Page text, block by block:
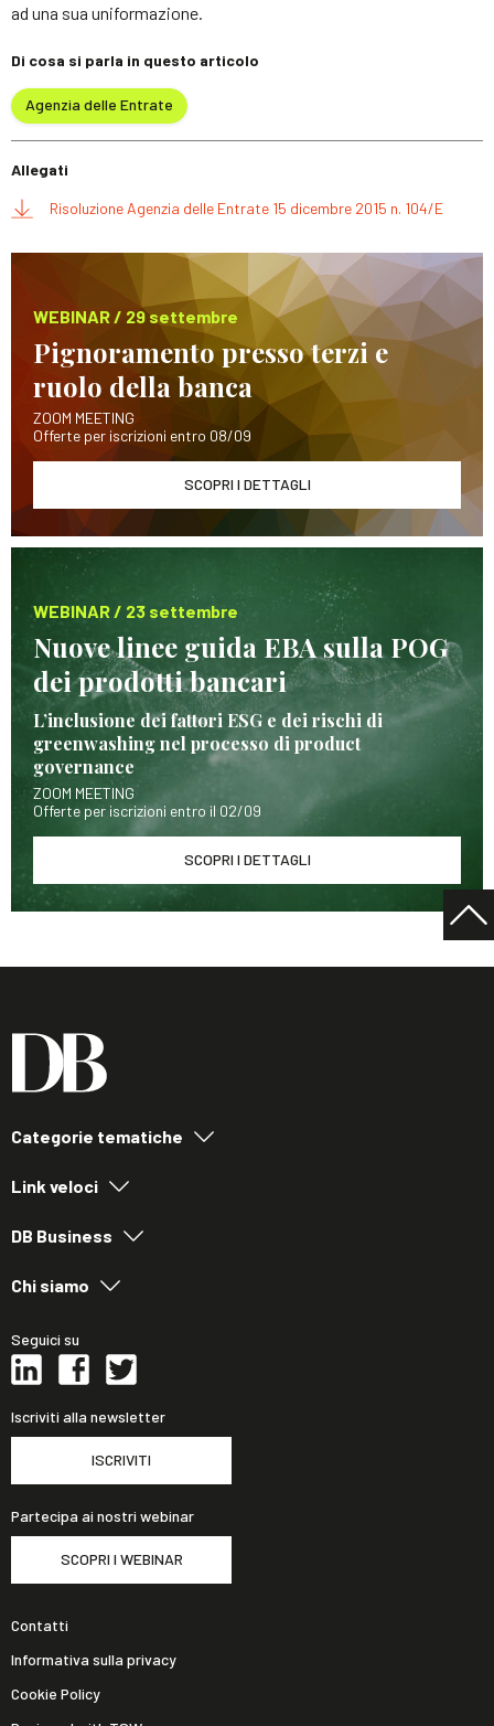
ad una sua uniformazione.
Di cosa si parla in questo articolo
Agenzia delle Entrate
Allegati
Risoluzione Agenzia delle Entrate 15 dicembre 2015 n. 104/E
WEBINAR / 29 settembre
Pignoramento presso terzi e
ruolo della banca
ZOOM MEETING
Offerte per iscrizioni entro 08/09
SCOPRI I DETTAGLI
WEBINAR / 23 settembre
Nuove linee guida EBA sulla POG
dei prodotti bancari
L’inclusione dei fattori ESG e dei rischi di
greenwashing nel processo di product
governance
ZOOM MEETING
Offerte per iscrizioni entro il 02/09
SCOPRI I DETTAGLI
Categorie tematiche
Link veloci
DB Business
Chi siamo
Seguici su
Iscriviti alla newsletter
ISCRIVITI
Partecipa ai nostri webinar
SCOPRI I WEBINAR
Contatti
Informativa sulla privacy
Cookie Policy